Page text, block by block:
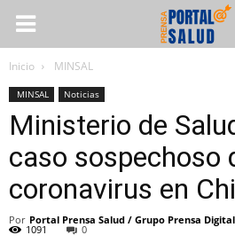
Inicio MINSAL
MINSAL Noticias
Ministerio de
caso sospechoso
coronavirus en
Por Portal Prensa Salud / Grupo Prensa Digital
1091 0